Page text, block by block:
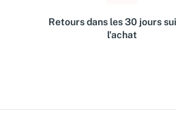
Retours dans les 30 jours
l'achat